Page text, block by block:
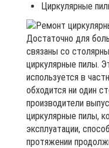
Циркулярные
Достаточно для
связаны со
циркулярные пилы.
используется в
обходится ни один
производители
циркулярные пилы,
эксплуатации,
протяжении